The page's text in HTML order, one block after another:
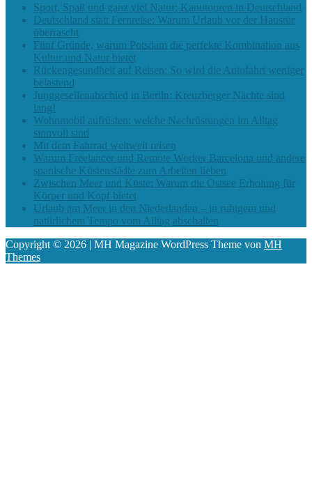
Sport, Spaß und ganz viel Natur: Kanutouren in Deutschland
Deutschland statt Fernreise: Warum Urlaub vor der Haustür
überrascht
Fünf Gründe, warum Potsdam die perfekte Kombination aus
Kultur und Natur bietet
Rückengesundheit auf Reisen: So wird die Autofahrt weniger
belastend
Junggesellenabschied in Berlin: Kreuzberger Nächte sind
lang!
Wohnmobil aufrüsten: welche Nachrüstungen im Alltag
sinnvoll sind
Mit dem Fahrrad weltweit reisen
Warum Freelancer und Remote Worker Barcelona und andere
spanische Küstenstädte zum Arbeiten lieben
Zwischen Meer und Küste: Warum die Ostsee Erholung für
Körper und Kopf bietet
Urlaub am Meer in den Niederlanden – in ruhigem und
natürlichem Tempo vom Alltag abschalten
Copyright © 2026 | MH Magazine WordPress Theme von MH
Themes